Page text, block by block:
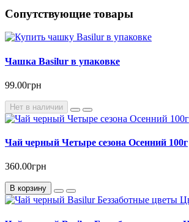
Сопутствующие товары
Чашка Basilur в упаковке
99.00грн
Нет в наличии
Чай черный Четыре сезона Осенний 100г
360.00грн
В корзину